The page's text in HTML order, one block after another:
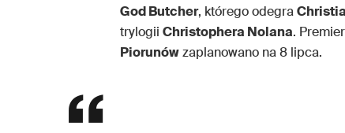
God Butcher, którego odegra
trylogii Christophera Nolana.
Piorunówzaplanowano na 8 lipca.